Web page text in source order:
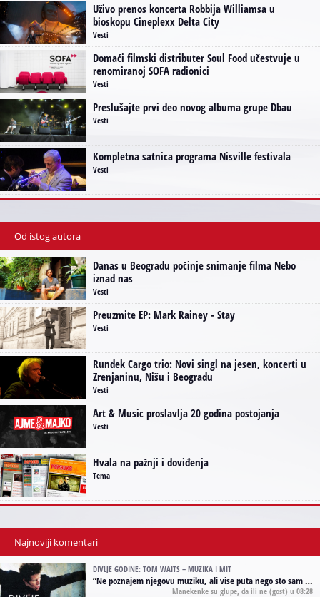
Uživo prenos koncerta Robbija Williamsa u
bioskopu Cineplexx Delta City
Vesti
Domaći filmski distributer Soul Food učestvuje u
renomiranoj SOFA radionici
Vesti
Preslušajte prvi deo novog albuma grupe Dbau
Vesti
Kompletna satnica programa Nisville festivala
Vesti
Od istog autora
Danas u Beogradu počinje snimanje filma Nebo
iznad nas
Vesti
Preuzmite EP: Mark Rainey - Stay
Vesti
Rundek Cargo trio: Novi singl na jesen, koncerti u
Zrenjaninu, Nišu i Beogradu
Vesti
Art & Music proslavlja 20 godina postojanja
Vesti
Hvala na pažnji i doviđenja
Tema
Najnoviji komentari
DIVLJE GODINE: TOM WAITS – MUZIKA I MIT
“Ne poznajem njegovu muziku, ali vise puta nego sto sam to zazeleo gledao sam njegove umjetnicke slike na raznim stranama interneta. Te stoga zakljucujem da je Tom Waits Lady Gaga muzike namrstenih, ma
Manekenke su glupe, da ili ne (gost) u 08:28